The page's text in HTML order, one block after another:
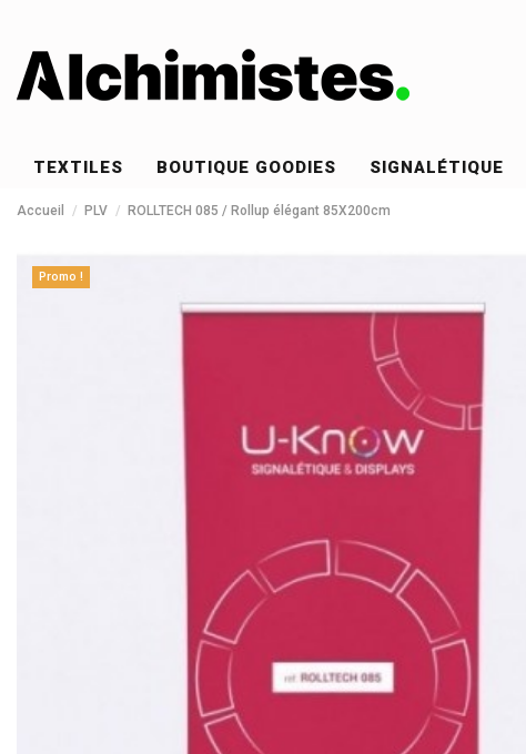
TEXTILES BOUTIQUE GOODIES SIGNALÉTIQUE
Accueil PLV ROLLTECH 085 / Rollup élégant 85X200cm
Promo !